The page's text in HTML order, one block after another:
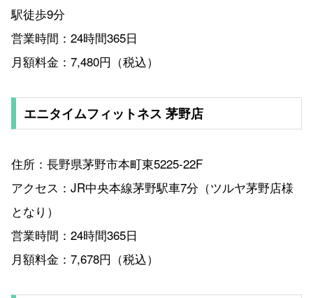
駅徒歩9分
営業時間：24時間365日
月額料金：7,480円（税込）
エニタイムフィットネス 茅野店
住所：長野県茅野市本町東5225-22F
アクセス：JR中央本線茅野駅車7分（ツルヤ茅野店様
となり）
営業時間：24時間365日
月額料金：7,678円（税込）